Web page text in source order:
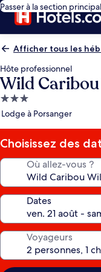
Passer à la section
Afficher tous les
Hôte professionnel
Wild
Hébergement
3.0 étoiles
Lodge à Porsanger
Choisissez des
Où allez-vous ?
Dates
Voyageurs